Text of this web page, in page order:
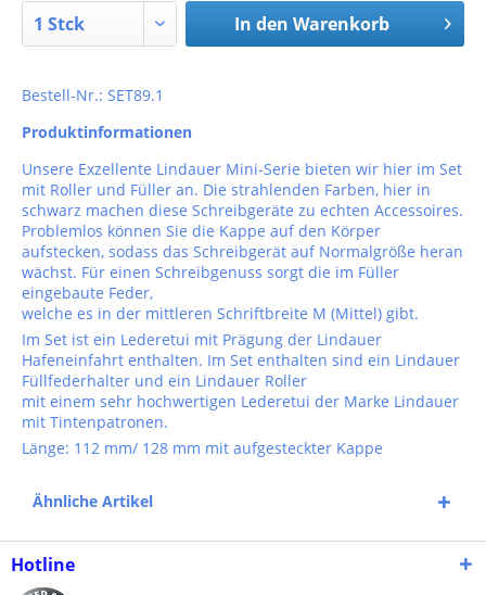
In den Warenkorb
Bestell-Nr.: SET89.1
Produktinformationen
Unsere Exzellente Lindauer Mini-Serie bieten wir hier im Set
mit Roller und Füller an. Die strahlenden Farben, hier in
schwarz machen diese Schreibgeräte zu echten Accessoires.
Problemlos können Sie die Kappe auf den Körper
aufstecken, sodass das Schreibgerät auf Normalgröße heran
wächst. Für einen Schreibgenuss sorgt die im Füller
eingebaute Feder,
welche es in der mittleren Schriftbreite M (Mittel) gibt.
Im Set ist ein Lederetui mit Prägung der Lindauer
Hafeneinfahrt enthalten. Im Set enthalten sind ein Lindauer
Füllfederhalter und ein Lindauer Roller
mit einem sehr hochwertigen Lederetui der Marke Lindauer
mit Tintenpatronen.
Länge: 112 mm/ 128 mm mit aufgesteckter Kappe
Ähnliche Artikel
Hotline